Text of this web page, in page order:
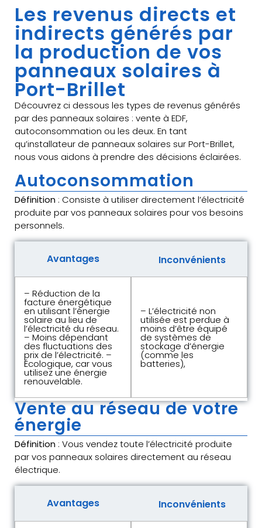
Les revenus directs et
indirects générés par
la production de vos
panneaux solaires à
Port-Brillet
Découvrez ci dessous les types de revenus générés
par des panneaux solaires : vente à EDF,
autoconsommation ou les deux. En tant
qu’installateur de panneaux solaires sur Port-Brillet,
nous vous aidons à prendre des décisions éclairées.
Autoconsommation
Définition : Consiste à utiliser directement l’électricité
produite par vos panneaux solaires pour vos besoins
personnels.
Avantages Inconvénients
– Réduction de la
facture énergétique
en utilisant l’énergie
solaire au lieu de
l’électricité du réseau.
– Moins dépendant
des fluctuations des
prix de l’électricité. –
Écologique, car vous
utilisez une énergie
renouvelable.
– L’électricité non
utilisée est perdue à
moins d’être équipé
de systèmes de
stockage d’énergie
(comme les
batteries),
Vente au réseau de votre
énergie
Définition : Vous vendez toute l’électricité produite
par vos panneaux solaires directement au réseau
électrique.
Avantages Inconvénients